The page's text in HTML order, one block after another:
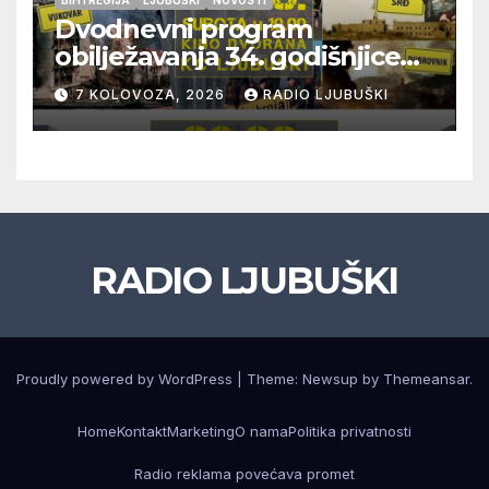
Dvodnevni program
obilježavanja 34. godišnjice
pogibije generala Blaža
Kraljevića i osmorice
pripadnika HOS-a
7 KOLOVOZA, 2026 RADIO LJUBUŠKI
RADIO LJUBUŠKI
Proudly powered by WordPress Theme: Newsup by Themeansar.
HomeKontaktMarketingO namaPolitika privatnosti
Radio reklama povećava promet